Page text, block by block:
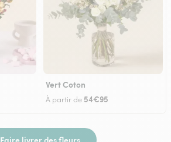
Vert Coton
À partir de 54€95
Faire livrer des fleurs